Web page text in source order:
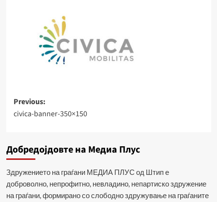
Post
navigation
Previous:
civica-banner-350×150
Добредојдовте на Медиа Плус
Здружението на граѓани МЕДИА ПЛУС од Штип е
доброволно, непрофитно, невладино, непартиско здружение
на граѓани, формирано со слободно здружување на граѓаните